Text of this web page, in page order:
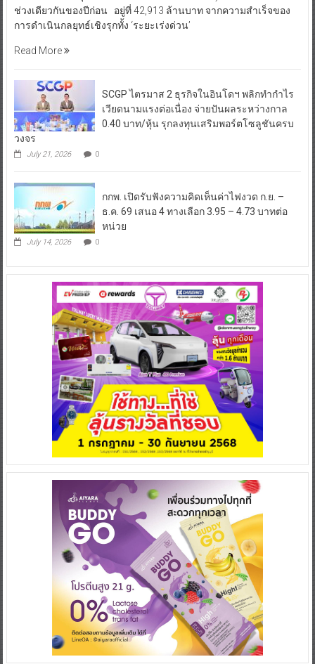
ช่วงเดียวกันของปีก่อน อยู่ที่ 42,913 ล้านบาท จากความสำเร็จของ
การดำเนินกลยุทธ์เชิงรุกทั้ง ‘ระยะเร่งด่วน’
Read More
SCGP ไตรมาส 2 ธุรกิจในอินโดฯ พลิกทำกำไร
เวียดนามแรงต่อเนื่อง จ่ายปันผลระหว่างกาล
0.40 บาท/หุ้น รุกลงทุนเสริมพอร์ตโซลูชันครบ
วงจร
July 21, 2026 0
กกพ. เปิดรับฟังความคิดเห็นค่าไฟงวด ก.ย. –
ธ.ค. 69 เสนอ 4 ทางเลือก 3.95 – 4.73 บาทต่อ
หน่วย
July 14, 2026 0